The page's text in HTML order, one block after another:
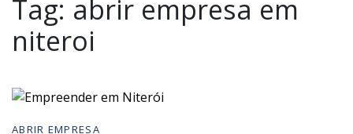
Tag: abrir empresa em
niteroi
ABRIR EMPRESA